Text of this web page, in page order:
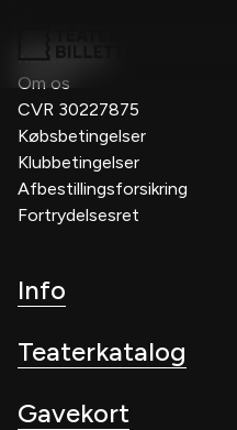
Kontakt os
Om os
CVR 30227875
Købsbetingelser
Klubbetingelser
Afbestillingsforsikring
Fortrydelsesret
Info
Teaterkatalog
Gavekort